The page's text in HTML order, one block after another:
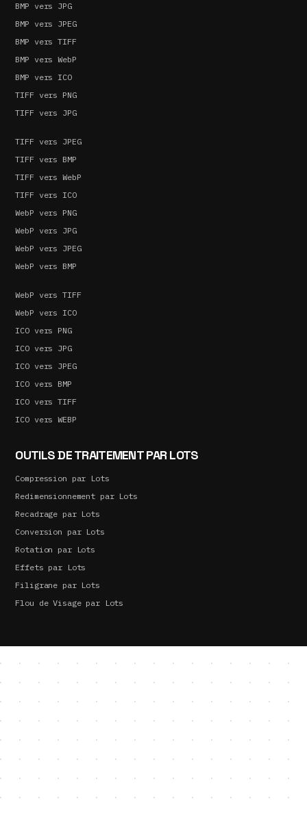
BMP vers JPG
BMP vers JPEG
BMP vers TIFF
BMP vers WebP
BMP vers ICO
TIFF vers PNG
TIFF vers JPG
TIFF vers JPEG
TIFF vers BMP
TIFF vers WebP
TIFF vers ICO
WebP vers PNG
WebP vers JPG
WebP vers JPEG
WebP vers BMP
WebP vers TIFF
WebP vers ICO
ICO vers PNG
ICO vers JPG
ICO vers JPEG
ICO vers BMP
ICO vers TIFF
ICO vers WEBP
OUTILS DE TRAITEMENT PAR LOTS
Compression par Lots
Redimensionnement par Lots
Recadrage par Lots
Conversion par Lots
Rotation par Lots
Effets par Lots
Filigrane par Lots
Flou de Visage par Lots